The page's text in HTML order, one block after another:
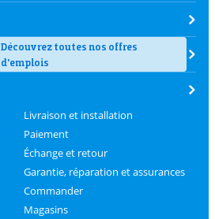
Découvrez toutes nos offres
d'emplois
Livraison et installation
Paiement
Échange et retour
Garantie, réparation et assurances
Commander
Magasins